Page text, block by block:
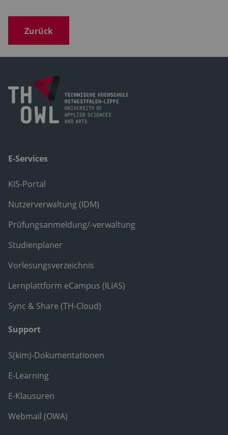
Zurück
E-Services
KIS-Portal
Nutzerverwaltung (IDM)
Prüfungsanmeldung/-verwaltung
Studienplaner
Vorlesungsverzeichnis
Lernplattform eCampus (ILIAS)
Sync & Share (TH-Cloud)
Support
S(kim)-Dokumentationen
E-Learning
E-Klausuren
Webmail (OWA)